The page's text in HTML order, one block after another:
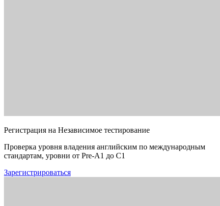
Регистрация на Независимое тестирование
Проверка уровня владения английским по международным
стандартам, уровни от Pre-A1 до C1
Зарегистрироваться